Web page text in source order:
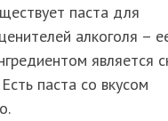
паста для
алкоголя –
является
паста со вкусом